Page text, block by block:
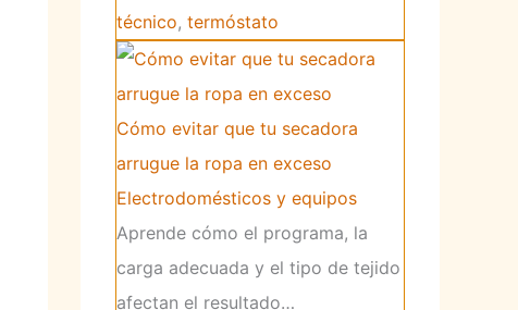
técnico, termóstato
Cómo evitar que tu secadora
arrugue la ropa en exceso
Electrodomésticos y equipos
Aprende cómo el programa, la
carga adecuada y el tipo de tejido
afectan el resultado…